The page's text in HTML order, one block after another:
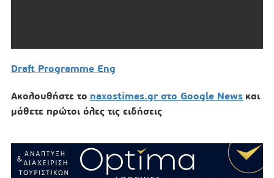
Draft Programme Eng
Ακολουθήστε το naxostimes.gr στο Google News και
μάθετε πρώτοι όλες τις ειδήσεις